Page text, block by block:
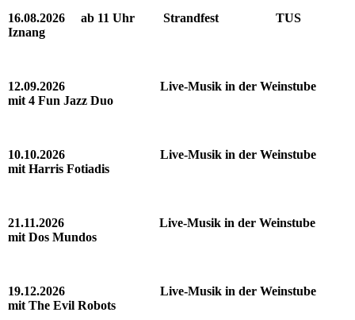
16.08.2026 ab 11 Uhr Strandfest TUS
Iznang
12.09.2026 Live-Musik in der Weinstube
mit 4 Fun Jazz Duo
10.10.2026 Live-Musik in der Weinstube
mit Harris Fotiadis
21.11.2026 Live-Musik in der Weinstube
mit Dos Mundos
19.12.2026 Live-Musik in der Weinstube
mit The Evil Robots